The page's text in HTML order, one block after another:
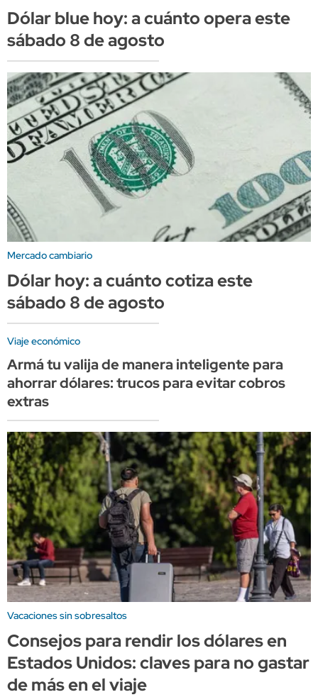
Dólar blue hoy: a cuánto opera este
sábado 8 de agosto
Mercado cambiario
Dólar hoy: a cuánto cotiza este
sábado 8 de agosto
Viaje económico
Armá tu valija de manera inteligente para
ahorrar dólares: trucos para evitar cobros
extras
Vacaciones sin sobresaltos
Consejos para rendir los dólares en
Estados Unidos: claves para no gastar
de más en el viaje